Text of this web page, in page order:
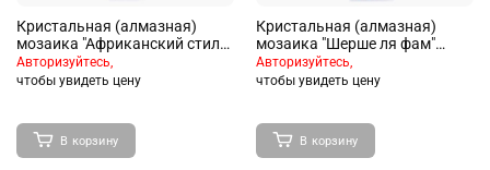
Кристальная (алмазная)
мозаика "Африканский стиль"
35х35 см
Авторизуйтесь,
чтобы увидеть цену
В корзину
Кристальная (алмазная)
мозаика "Шерше ля фам"
30х30 см
Авторизуйтесь,
чтобы увидеть цену
В корзину